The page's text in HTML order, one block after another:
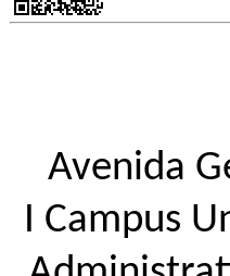
Avenida
I Campus